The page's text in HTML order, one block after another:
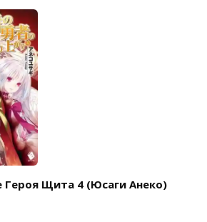
Героя Щита 4 (Юсаги Анеко)